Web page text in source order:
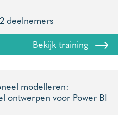
deelnemers
Bekijk training
modelleren:
ontwerpen voor Power BI